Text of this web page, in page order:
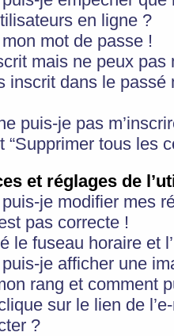
en ligne ?
mon mot de passe !
mais ne peux pas
inscrit dans le
puis-je pas
“Supprimer tous les
et réglages de
je modifier mes
pas correcte !
le fuseau horaire et
je afficher une
rang et comment
sur le lien de
?